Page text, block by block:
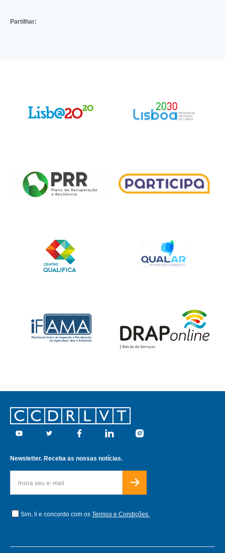
Partilhar:
Footer
Youtube Twitter Facebook Linkedin Instagram
Newsletter. Receba as nossas notícias.
Sim, li e concordo com os Termos e Condições.